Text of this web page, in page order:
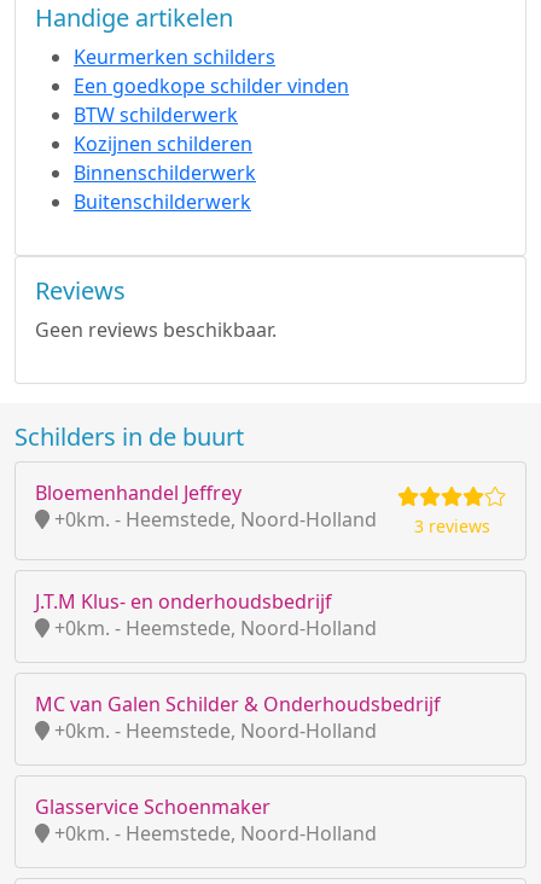
Handige artikelen
Keurmerken schilders
Een goedkope schilder vinden
BTW schilderwerk
Kozijnen schilderen
Binnenschilderwerk
Buitenschilderwerk
Reviews
Geen reviews beschikbaar.
Schilders in de buurt
Bloemenhandel Jeffrey
+0km. - Heemstede, Noord-Holland
3 reviews
J.T.M Klus- en onderhoudsbedrijf
+0km. - Heemstede, Noord-Holland
MC van Galen Schilder & Onderhoudsbedrijf
+0km. - Heemstede, Noord-Holland
Glasservice Schoenmaker
+0km. - Heemstede, Noord-Holland